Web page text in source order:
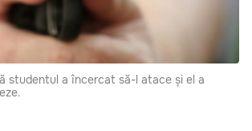
studentul a încercat să-l atace și el a